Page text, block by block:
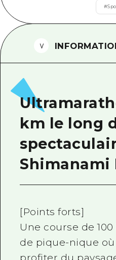
Guide
Brochure
#
km le long
Shimanami
[Points forts]
Une course de
de pique-nique